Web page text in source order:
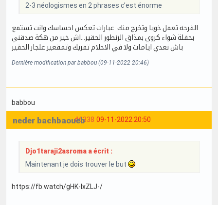
2-3 néologismes en 2 phrases c’est énorme
الفرحة تعمل خويا وتخرج منك عبارات تعكس احساسك وانت تستمع
بحفلة شواء كروي بمذاق الزنطور الحقير...اش خير من هكة صدقني
باش نعدي ايامات ولا في الاحلام تفريك وتمقعير علجار الحقير
Dernière modification par babbou (09-11-2022 20:46)
babbou
#6338 09-11-2022 20:50
neder bachbaoueb
Djo1taraji2asroma a écrit :
Maintenant je dois trouver le but
https://fb.watch/gHK-lxZLJ-/